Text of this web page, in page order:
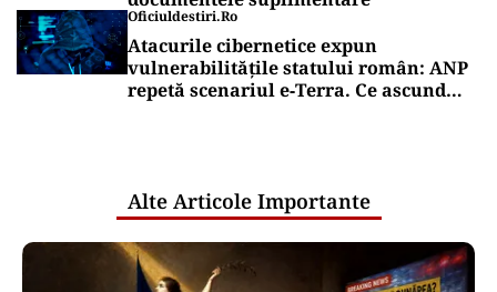
Oficiuldestiri.ro
Atacurile cibernetice expun
vulnerabilitățile statului român: ANP
repetă scenariul e‑Terra. Ce ascund
Alte Articole Importante